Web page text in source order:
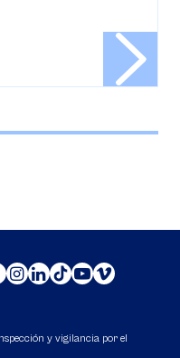
y vigilancia por el